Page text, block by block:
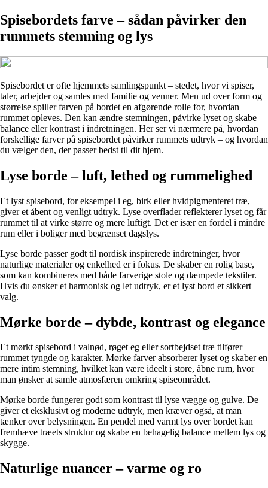
Spisebordets farve – sådan påvirker den
rummets stemning og lys
Spisebordet er ofte hjemmets samlingspunkt – stedet, hvor vi spiser,
taler, arbejder og samles med familie og venner. Men ud over form og
størrelse spiller farven på bordet en afgørende rolle for, hvordan
rummet opleves. Den kan ændre stemningen, påvirke lyset og skabe
balance eller kontrast i indretningen. Her ser vi nærmere på, hvordan
forskellige farver på spisebordet påvirker rummets udtryk – og hvordan
du vælger den, der passer bedst til dit hjem.
Lyse borde – luft, lethed og rummelighed
Et lyst spisebord, for eksempel i eg, birk eller hvidpigmenteret træ,
giver et åbent og venligt udtryk. Lyse overflader reflekterer lyset og får
rummet til at virke større og mere luftigt. Det er især en fordel i mindre
rum eller i boliger med begrænset dagslys.
Lyse borde passer godt til nordisk inspirerede indretninger, hvor
naturlige materialer og enkelhed er i fokus. De skaber en rolig base,
som kan kombineres med både farverige stole og dæmpede tekstiler.
Hvis du ønsker et harmonisk og let udtryk, er et lyst bord et sikkert
valg.
Mørke borde – dybde, kontrast og elegance
Et mørkt spisebord i valnød, røget eg eller sortbejdset træ tilfører
rummet tyngde og karakter. Mørke farver absorberer lyset og skaber en
mere intim stemning, hvilket kan være ideelt i store, åbne rum, hvor
man ønsker at samle atmosfæren omkring spiseområdet.
Mørke borde fungerer godt som kontrast til lyse vægge og gulve. De
giver et eksklusivt og moderne udtryk, men kræver også, at man
tænker over belysningen. En pendel med varmt lys over bordet kan
fremhæve træets struktur og skabe en behagelig balance mellem lys og
skygge.
Naturlige nuancer – varme og ro